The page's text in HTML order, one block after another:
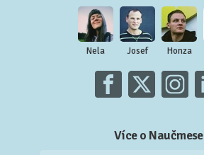
Nela Josef Honza
Více o Naučmese